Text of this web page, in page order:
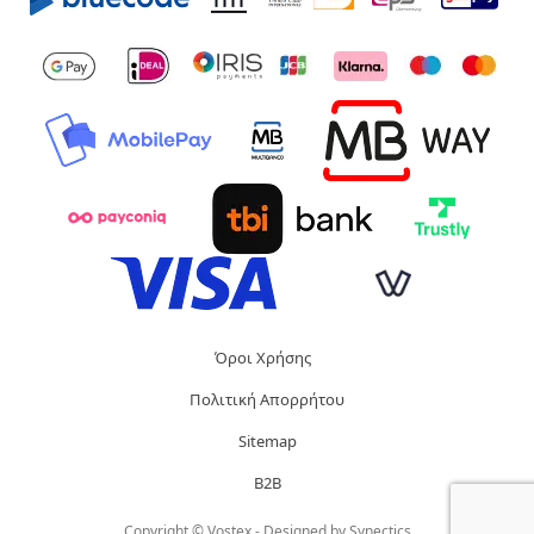
Όροι Χρήσης
Πολιτική Απορρήτου
Sitemap
B2B